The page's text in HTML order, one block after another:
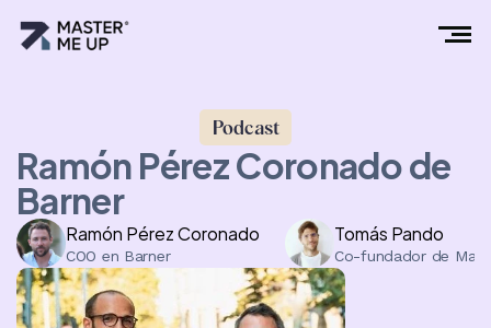
Podcast
Ramón Pérez Coronado de
Barner
Ramón Pérez Coronado
COO en Barner
Tomás Pando
Co-fundador de